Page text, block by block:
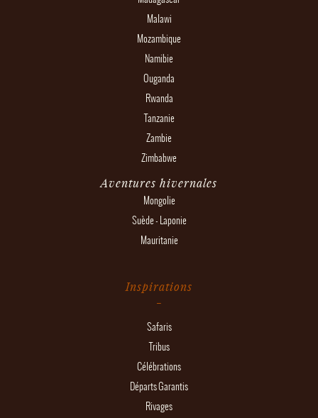
Malawi
Mozambique
Namibie
Ouganda
Rwanda
Tanzanie
Zambie
Zimbabwe
Aventures hivernales
Mongolie
Suède - Laponie
Mauritanie
Inspirations
Safaris
Tribus
Célébrations
Départs Garantis
Rivages